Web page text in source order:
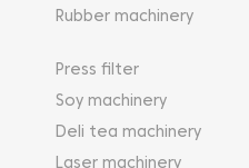
Rubber machinery
Press filter
Soy machinery
Deli tea machinery
Laser machinery